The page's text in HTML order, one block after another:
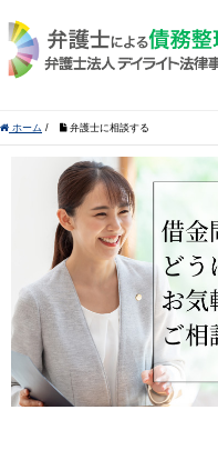
ホーム / 弁護士に相談する